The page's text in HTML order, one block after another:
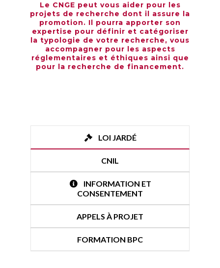
Le CNGE peut vous aider pour les
projets de recherche dont il assure la
promotion. Il pourra apporter son
expertise pour définir et catégoriser
la typologie de votre recherche, vous
accompagner pour les aspects
réglementaires et éthiques ainsi que
pour la recherche de financement.
LOI JARDÉ
CNIL
INFORMATION ET
CONSENTEMENT
APPELS À PROJET
FORMATION BPC